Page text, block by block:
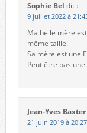
Sophie Bel dit :
9 juillet 2022 à
Ma belle mère
même taille.
Sa mère est une
Peut être pas
Jean-Yves Baxter
21 juin 2019 à 20:27